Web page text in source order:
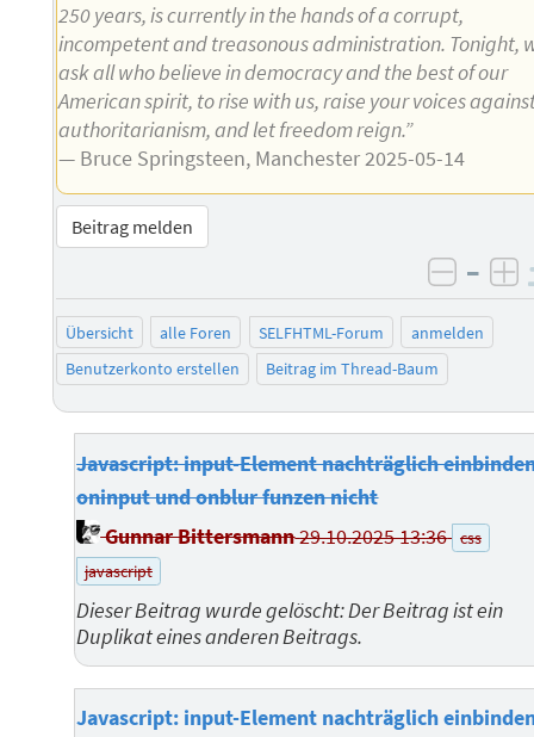
250 years, is currently in the hands of a corrupt,
incompetent and treasonous administration. Tonight,
ask all who believe in democracy and the best of our
American spirit, to rise with us, raise your voices
authoritarianism, and let freedom reign.”
— Bruce Springsteen, Manchester 2025-05-14
Beitrag melden
–
Übersicht alle Foren SELFHTML-Forum
anmelden
Benutzerkonto erstellen
Beitrag im Thread-Baum
Javascript: input-Element nachträglich
oninput und onblur funzen nicht
Gunnar Bittersmann29.10.2025 13:36 css
javascript
Dieser Beitrag wurde gelöscht: Der Beitrag ist ein
Duplikat eines anderen Beitrags.
Javascript: input-Element nachträglich